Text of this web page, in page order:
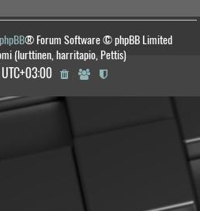
phpBB® Forum Software © phpBB Limited
(lurttinen, harritapio, Pettis)
UTC+03:00